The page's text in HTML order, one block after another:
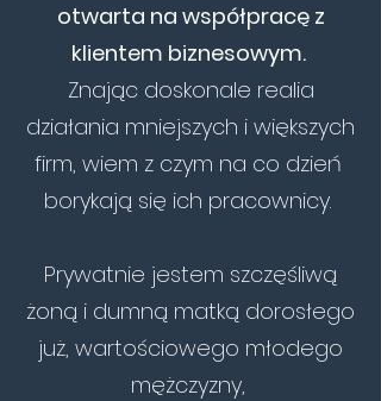
otwarta na współpracę z
klientem biznesowym.
Znając doskonale realia
działania mniejszych i większych
firm, wiem z czym na co dzień
borykają się ich pracownicy.
​Prywatnie jestem szczęśliwą
żoną i dumną matką dorosłego
już, wartościowego młodego
mężczyzny,